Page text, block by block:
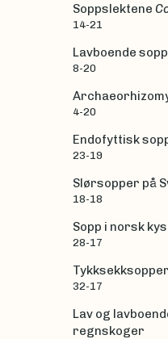
Soppslektene
14-21
Lavboende sopp
8-20
4-20
Endofyttisk
23-19
Slørsopper på
18-18
Sopp i norsk
28-17
32-17
Lav og
regnskoger